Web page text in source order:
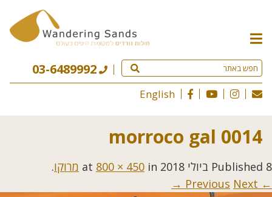
תפריט
האתר
03-6489992
English
morroco gal 0014
Published 8 ביולי 2018 800 × 450 in מרוקו.
← Previous
Next →